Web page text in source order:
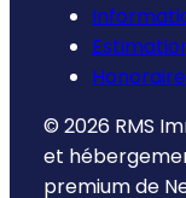
© 2026 RMS
et
premium de